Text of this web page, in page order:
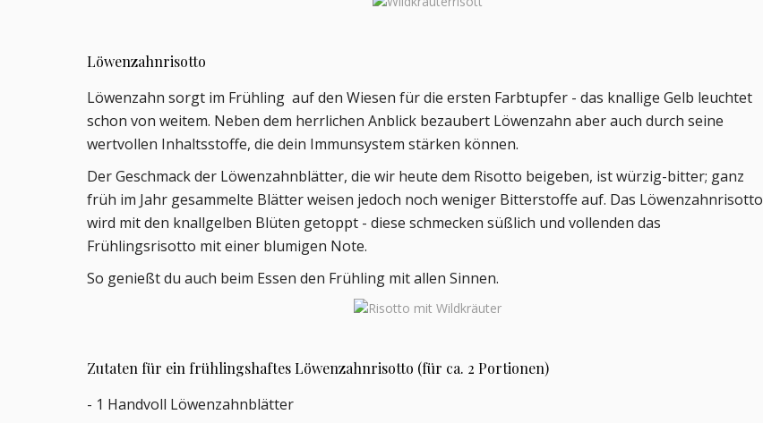
Löwenzahnrisotto
Löwenzahn sorgt im Frühling auf den Wiesen für die ersten Farbtupfer - das knallige Gelb leuchtet
schon von weitem. Neben dem herrlichen Anblick bezaubert Löwenzahn aber auch durch seine
wertvollen Inhaltsstoffe, die dein Immunsystem stärken können.
Der Geschmack der Löwenzahnblätter, die wir heute dem Risotto beigeben, ist würzig-bitter; ganz
früh im Jahr gesammelte Blätter weisen jedoch noch weniger Bitterstoffe auf. Das Löwenzahnrisotto
wird mit den knallgelben Blüten getoppt - diese schmecken süßlich und vollenden das
Frühlingsrisotto mit einer blumigen Note.
So genießt du auch beim Essen den Frühling mit allen Sinnen.
Zutaten für ein frühlingshaftes Löwenzahnrisotto (für ca. 2 Portionen)
- 1 Handvoll Löwenzahnblätter